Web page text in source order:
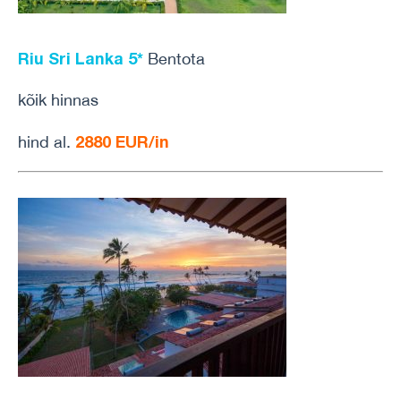
Riu Sri Lanka 5* Bentota
kõik hinnas
hind al. 2880 EUR/in